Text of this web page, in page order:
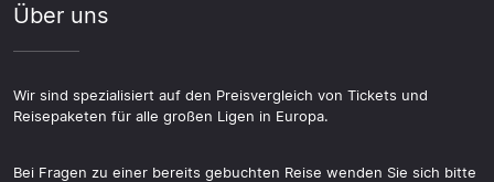
Über uns
Wir sind spezialisiert auf den Preisvergleich von Tickets und
Reisepaketen für alle großen Ligen in Europa.
Bei Fragen zu einer bereits gebuchten Reise wenden Sie sich bitte